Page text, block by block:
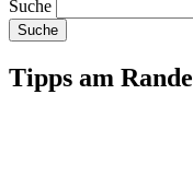
Suche
Tipps am Rande